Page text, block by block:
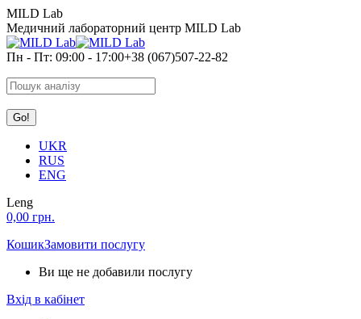
Skip
to
content
MILD Lab
Медичний лабораторний центр MILD Lab
Пн - Пт: 09:00 - 17:00+38 (067)507-22-82
Search:
UKR
RUS
ENG
Leng
0,00 грн.
КошикЗамовити послугу
Ви ще не добавили послугу
Вхід в кабінет